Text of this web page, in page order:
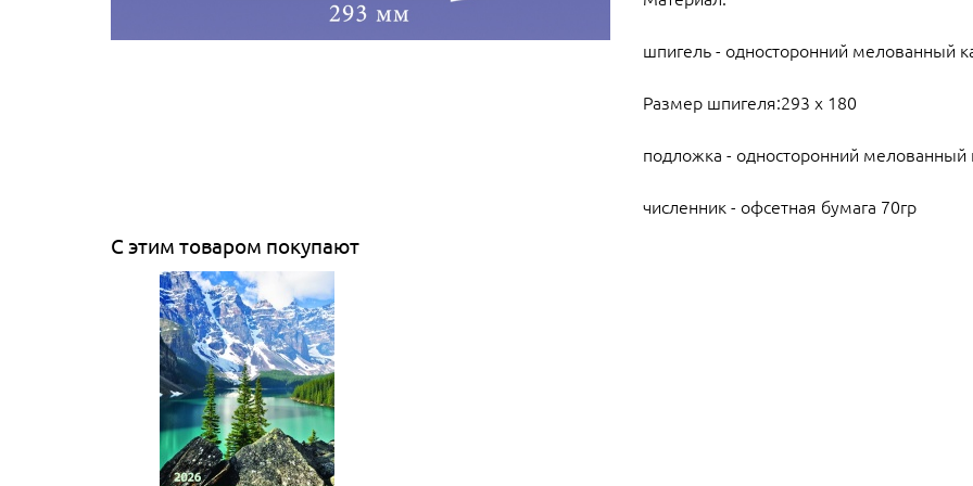
шпигель - односторонний мелованный
Размер шпигеля:293 х 180
подложка - односторонний мелованный
численник - офсетная бумага 70гр
С этим товаром покупают